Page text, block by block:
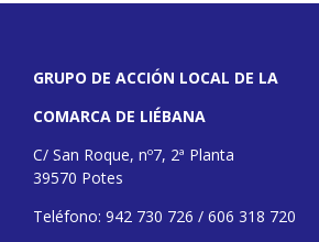
GRUPO DE ACCIÓN LOCAL DE LA
COMARCA DE LIÉBANA
C/ San Roque, nº7, 2ª Planta
39570 Potes
Teléfono: 942 730 726 / 606 318 720